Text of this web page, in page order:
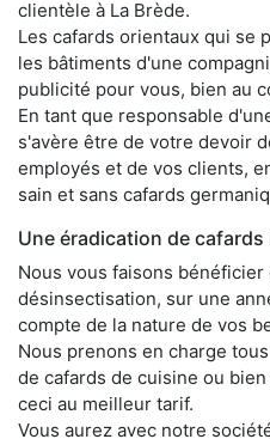
clientèle à La Brède.
Les cafards orientaux qui se
les bâtiments d'une
publicité pour vous, bien au
En tant que responsable
s'avère être de votre devoir
employés et de vos clients,
sain et sans cafards
Une éradication de
Nous vous faisons
désinsectisation, sur une
compte de la nature de vos
Nous prenons en charge
de cafards de cuisine ou
ceci au meilleur tarif.
Vous aurez avec notre